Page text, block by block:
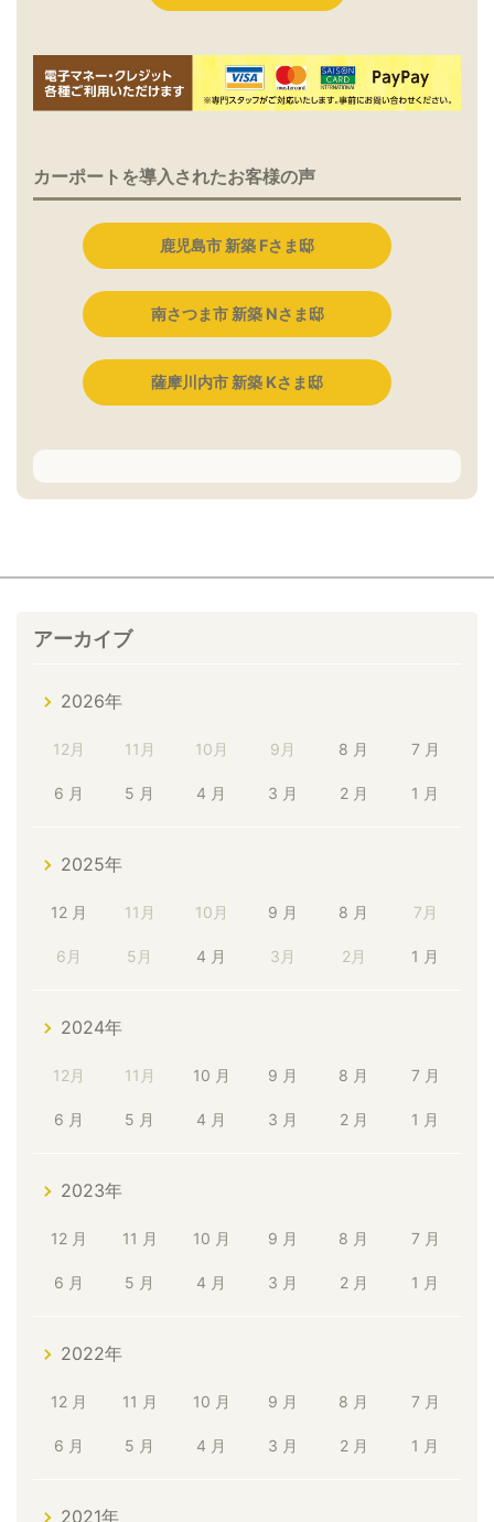
カーポートを導入されたお客様の声
鹿児島市 新築 Fさま邸
南さつま市 新築 Nさま邸
薩摩川内市 新築 Kさま邸
アーカイブ
2026年
12月 11月 10月 9月 8 月 7 月
6 月 5 月 4 月 3 月 2 月 1 月
2025年
12 月 11月 10月 9 月 8 月 7月
6月 5月 4 月 3月 2月 1 月
2024年
12月 11月 10 月 9 月 8 月 7 月
6 月 5 月 4 月 3 月 2 月 1 月
2023年
12 月 11 月 10 月 9 月 8 月 7 月
6 月 5 月 4 月 3 月 2 月 1 月
2022年
12 月 11 月 10 月 9 月 8 月 7 月
6 月 5 月 4 月 3 月 2 月 1 月
2021年